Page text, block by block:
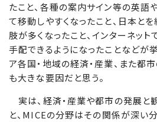
たこと、各種の案内サイン等の英語
て移動しやすくなったこと、日本と
肢が多くなったこと、インターネッ
手配できるようになったことなどが
ア各国・地域の経済・産業、また都
も大きな要因だと思う。
実は、経済・産業や都市の発展と
と、MICEの分野はその関係が深い